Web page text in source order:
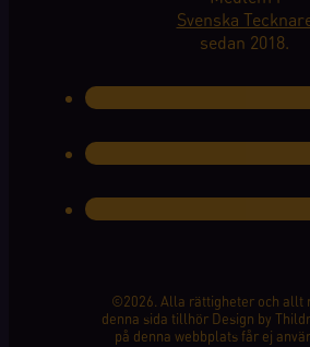
Svenska
sedan 2018.
©2026. Alla rättigheter och allt
denna sida tillhör Design by
på denna webbplats får ej